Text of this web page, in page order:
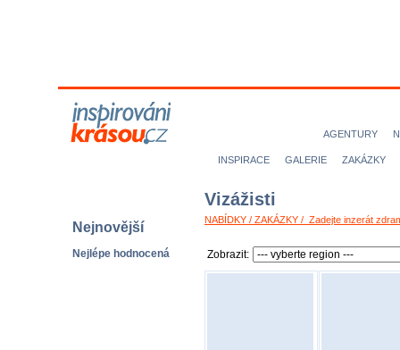
AGENTURY
INSPIRACE GALERIE ZAKÁZKY
Nejnovější
Nejlépe hodnocená
Vizážisti
NABÍDKY / ZAKÁZKY / Zadejte inzerát
Zobrazit: